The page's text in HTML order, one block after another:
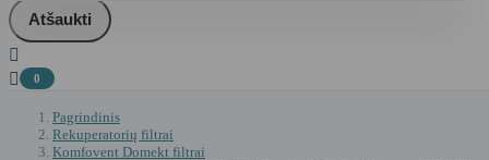
Atšaukti


0
Pagrindinis
Rekuperatorių filtrai
Komfovent Domekt filtrai